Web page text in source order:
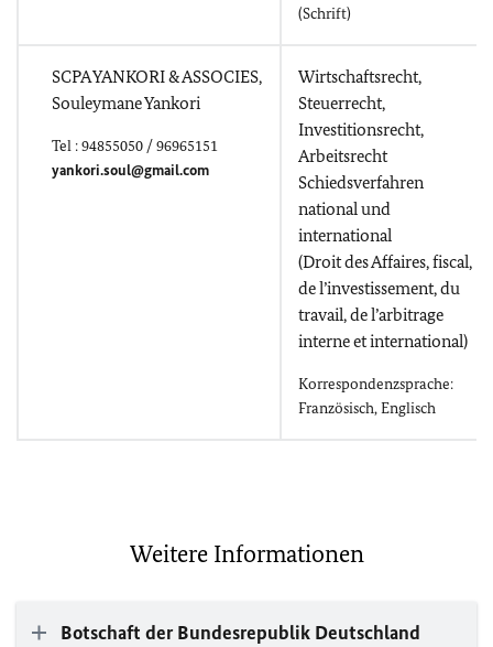
(Schrift)
SCPA YANKORI & ASSOCIES,
Souleymane Yankori
Tel : 94855050 / 96965151
yankori.soul@gmail.com
Wirtschaftsrecht,
Steuerrecht,
Investitionsrecht,
Arbeitsrecht
Schiedsverfahren
national und
international
(Droit des Affaires, fiscal,
de l’investissement, du
travail, de l’arbitrage
interne et international)
Korrespondenzsprache:
Französisch, Englisch
Weitere Informationen
Botschaft der Bundesrepublik Deutschland